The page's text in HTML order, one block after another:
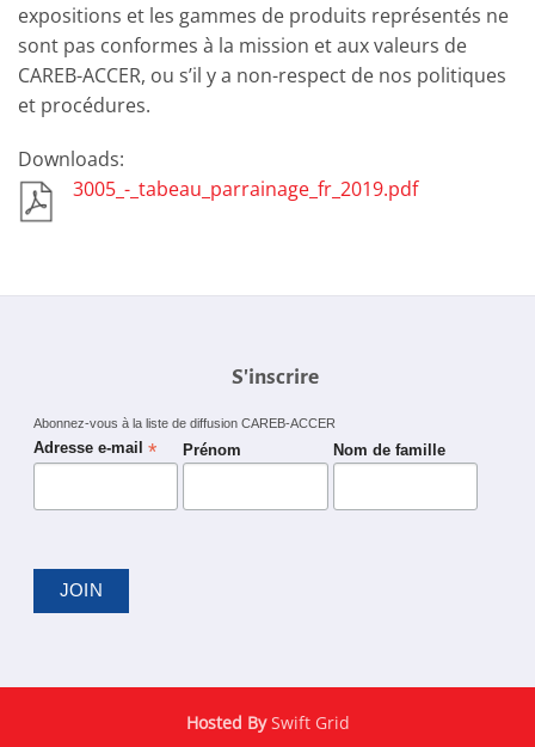
expositions et les gammes de produits représentés ne
sont pas conformes à la mission et aux valeurs de
CAREB-ACCER, ou s’il y a non-respect de nos politiques
et procédures.
Downloads:
3005_-_tabeau_parrainage_fr_2019.pdf
S'inscrire
Abonnez-vous à la liste de diffusion CAREB-ACCER
Adresse e-mail * Prénom Nom de famille
Hosted BySwift Grid